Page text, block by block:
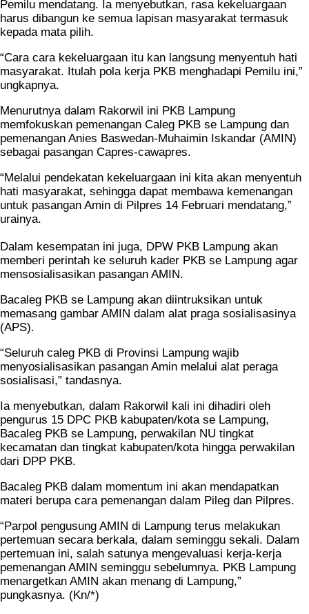
Pemilu mendatang. Ia menyebutkan, rasa kekeluargaan
harus dibangun ke semua lapisan masyarakat termasuk
kepada mata pilih.
“Cara cara kekeluargaan itu kan langsung menyentuh hati
masyarakat. Itulah pola kerja PKB menghadapi Pemilu ini,”
ungkapnya.
Menurutnya dalam Rakorwil ini PKB Lampung
memfokuskan pemenangan Caleg PKB se Lampung dan
pemenangan Anies Baswedan-Muhaimin Iskandar (AMIN)
sebagai pasangan Capres-cawapres.
“Melalui pendekatan kekeluargaan ini kita akan menyentuh
hati masyarakat, sehingga dapat membawa kemenangan
untuk pasangan Amin di Pilpres 14 Februari mendatang,”
urainya.
Dalam kesempatan ini juga, DPW PKB Lampung akan
memberi perintah ke seluruh kader PKB se Lampung agar
mensosialisasikan pasangan AMIN.
Bacaleg PKB se Lampung akan diintruksikan untuk
memasang gambar AMIN dalam alat praga sosialisasinya
(APS).
“Seluruh caleg PKB di Provinsi Lampung wajib
menyosialisasikan pasangan Amin melalui alat peraga
sosialisasi,” tandasnya.
Ia menyebutkan, dalam Rakorwil kali ini dihadiri oleh
pengurus 15 DPC PKB kabupaten/kota se Lampung,
Bacaleg PKB se Lampung, perwakilan NU tingkat
kecamatan dan tingkat kabupaten/kota hingga perwakilan
dari DPP PKB.
Bacaleg PKB dalam momentum ini akan mendapatkan
materi berupa cara pemenangan dalam Pileg dan Pilpres.
“Parpol pengusung AMIN di Lampung terus melakukan
pertemuan secara berkala, dalam seminggu sekali. Dalam
pertemuan ini, salah satunya mengevaluasi kerja-kerja
pemenangan AMIN seminggu sebelumnya. PKB Lampung
menargetkan AMIN akan menang di Lampung,”
pungkasnya. (Kn/*)